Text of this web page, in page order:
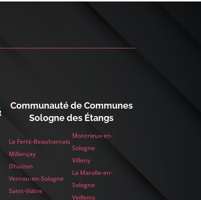
Communauté de Communes
Sologne des Étangs
La Ferté-Beauharnais
Millançay
Dhuizon
Vernou-en-Sologne
Saint-Viâtre
Montrieux-en-
Sologne
Villeny
La Marolle-en-
Sologne
Veilleins